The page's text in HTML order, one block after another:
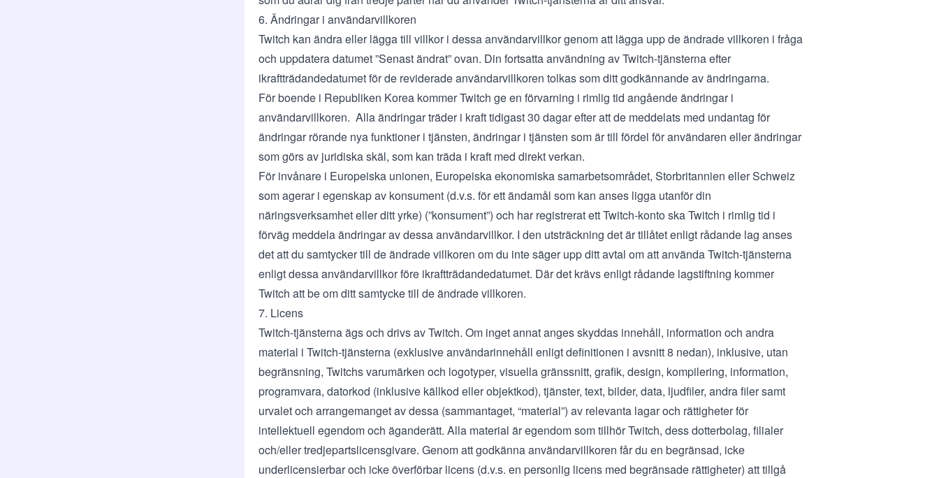
6. Ändringar i användarvillkoren
Twitch kan ändra eller lägga till villkor i dessa användarvillkor genom att lägga upp de ändrade villkoren i fråga
och uppdatera datumet ”Senast ändrat” ovan. Din fortsatta användning av Twitch-tjänsterna efter
ikraftträdandedatumet för de reviderade användarvillkoren tolkas som ditt godkännande av ändringarna.
För boende i Republiken Korea kommer Twitch ge en förvarning i rimlig tid angående ändringar i
användarvillkoren. Alla ändringar träder i kraft tidigast 30 dagar efter att de meddelats med undantag för
ändringar rörande nya funktioner i tjänsten, ändringar i tjänsten som är till fördel för användaren eller ändringar
som görs av juridiska skäl, som kan träda i kraft med direkt verkan.
För invånare i Europeiska unionen, Europeiska ekonomiska samarbetsområdet, Storbritannien eller Schweiz
som agerar i egenskap av konsument (d.v.s. för ett ändamål som kan anses ligga utanför din
näringsverksamhet eller ditt yrke) (”konsument”) och har registrerat ett Twitch-konto ska Twitch i rimlig tid i
förväg meddela ändringar av dessa användarvillkor. I den utsträckning det är tillåtet enligt rådande lag anses
det att du samtycker till de ändrade villkoren om du inte säger upp ditt avtal om att använda Twitch-tjänsterna
enligt dessa användarvillkor före ikraftträdandedatumet. Där det krävs enligt rådande lagstiftning kommer
Twitch att be om ditt samtycke till de ändrade villkoren.
7. Licens
Twitch-tjänsterna ägs och drivs av Twitch. Om inget annat anges skyddas innehåll, information och andra
material i Twitch-tjänsterna (exklusive användarinnehåll enligt definitionen i avsnitt 8 nedan), inklusive, utan
begränsning, Twitchs varumärken och logotyper, visuella gränssnitt, grafik, design, kompilering, information,
programvara, datorkod (inklusive källkod eller objektkod), tjänster, text, bilder, data, ljudfiler, andra filer samt
urvalet och arrangemanget av dessa (sammantaget, “material”) av relevanta lagar och rättigheter för
intellektuell egendom och äganderätt. Alla material är egendom som tillhör Twitch, dess dotterbolag, filialer
och/eller tredjepartslicensgivare. Genom att godkänna användarvillkoren får du en begränsad, icke
underlicensierbar och icke överförbar licens (d.v.s. en personlig licens med begränsade rättigheter) att tillgå